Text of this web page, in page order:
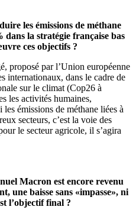
les émissions de méthane
dans la stratégie française bas
ces objectifs ?
proposé par l’Union européenne
internationaux, dans le cadre de
sur le climat (Cop26 à
les activités humaines,
émissions de méthane liées à
secteurs, c’est la voie des
le secteur agricole, il s’agira
Macron est encore revenu
une baisse sans «impasse», ni
l’objectif final ?